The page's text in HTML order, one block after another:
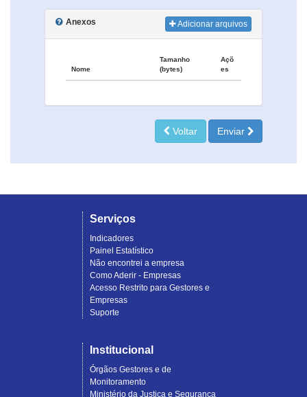
Anexos Adicionar arquivos
Nome
Tamanho
(bytes)
Açõ
es
Voltar Enviar
Serviços
Indicadores
Painel Estatístico
Não encontrei a empresa
Como Aderir - Empresas
Acesso Restrito para Gestores e
Empresas
Suporte
Institucional
Órgãos Gestores e de
Monitoramento
Ministério da Justiça e Segurança